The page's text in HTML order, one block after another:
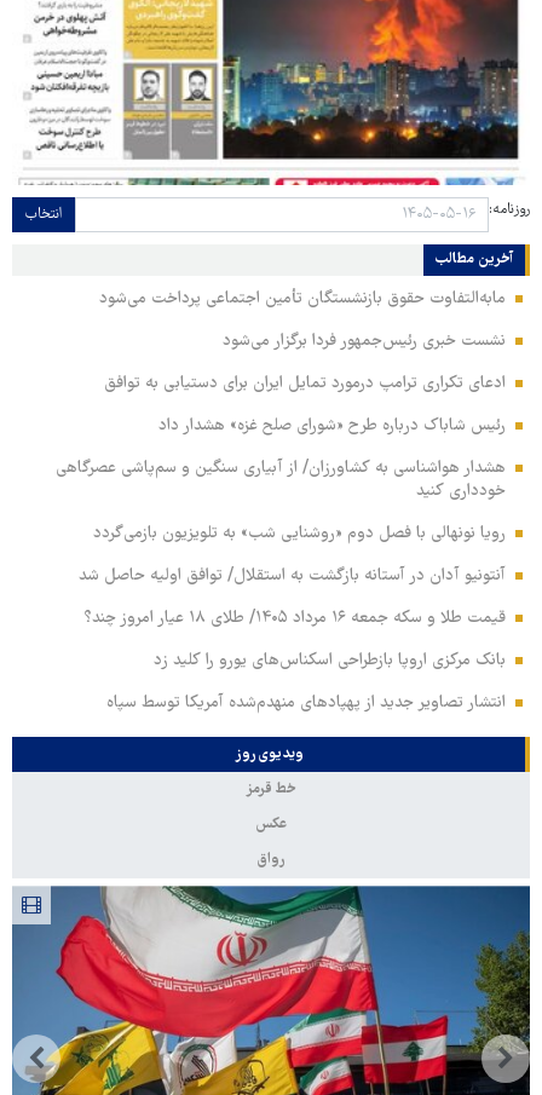
روزنامه: انتخاب
آخرین مطالب
مابه‌التفاوت حقوق بازنشستگان تأمین اجتماعی پرداخت می‌شود
نشست خبری رئیس‌جمهور فردا برگزار می‌شود
ادعای تکراری ترامپ درمورد تمایل ایران برای دستیابی به توافق
رئیس شاباک درباره طرح «شورای صلح غزه» هشدار داد
هشدار هواشناسی به کشاورزان/ از آبیاری سنگین و سم‌پاشی عصرگاهی
خودداری کنید
رویا نونهالی با فصل دوم «روشنایی شب» به تلویزیون بازمی‌گردد
آنتونیو آدان در آستانه بازگشت به استقلال/ توافق اولیه حاصل شد
قیمت طلا و سکه جمعه ۱۶ مرداد ۱۴۰۵/ طلای ۱۸ عیار امروز چند؟
بانک مرکزی اروپا بازطراحی اسکناس‌های یورو را کلید زد
انتشار تصاویر جدید از پهپادهای منهدم‌شده آمریکا توسط سپاه
ویدیوی روز
خط قرمز
عکس
رواق